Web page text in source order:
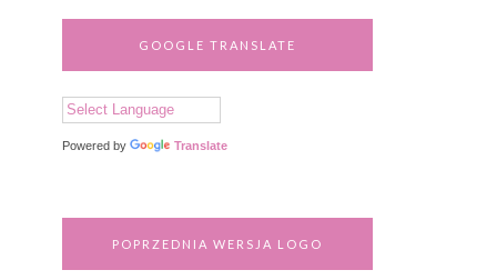
GOOGLE TRANSLATE
Powered by Translate
POPRZEDNIA WERSJA LOGO